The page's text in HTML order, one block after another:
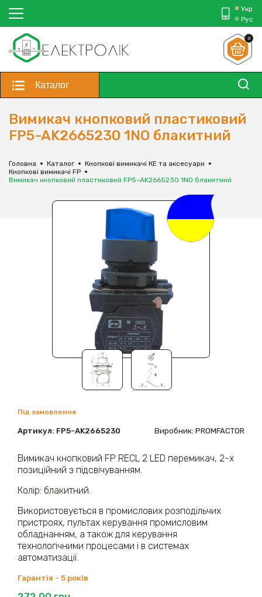
Укр
Рус
0
Каталог
Вимикач кнопковий пластиковий
FP5-AK2665230 1NO блакитний
Головна Каталог
Кнопкові вимикачі КЕ та аксесуари
Кнопкові вимикачі FP
Вимикач кнопковий пластиковий FP5-AK2665230 1NO блакитний
Під замовлення
Артикул: FP5-AK2665230 Виробник: PROMFACTOR
Вимикач кнопковий FP RECL 2 LED перемикач, 2-х
позиційний з підсвічуванням.
Колір: блакитний.
Використовується в промислових розподільчих
пристроях, пультах керування промисловим
обладнанням, а також для керування
технологічними процесами і в системах
автоматизації.
Гарантія - 5 років